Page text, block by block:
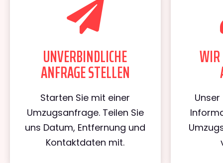
UNVERBINDLICHE
ANFRAGE STELLEN
Starten Sie mit einer
Umzugsanfrage. Teilen Sie
uns Datum, Entfernung und
Kontaktdaten mit.